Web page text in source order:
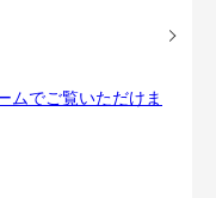
ムでご覧いただけま